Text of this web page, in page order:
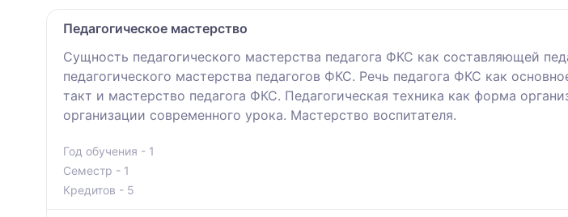
Педагогическое мастерство
Сущность педагогического мастерства педагога ФКС как составляющей
педагогического мастерства педагогов ФКС. Речь педагога ФКС как
такт и мастерство педагога ФКС. Педагогическая техника как форма
организации современного урока. Мастерство воспитателя.
Год обучения - 1
Семестр - 1
Кредитов - 5